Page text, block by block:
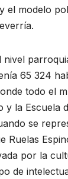
el modelo
65 324
todo el
y la Escuela
se
Ruelas
por la
de